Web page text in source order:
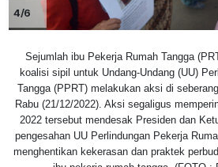
4/6
Sejumlah ibu Pekerja Rumah Tangga
koalisi sipil untuk Undang-Undang (UU)
Tangga (PPRT) melakukan aksi di
Rabu (21/12/2022). Aksi segaligus
2022 tersebut mendesak Presiden dan
pengesahan UU Perlindungan Pekerja
menghentikan kekerasan dan praktek